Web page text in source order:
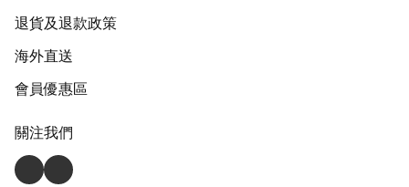
退貨及退款政策
海外直送
會員優惠區
關注我們